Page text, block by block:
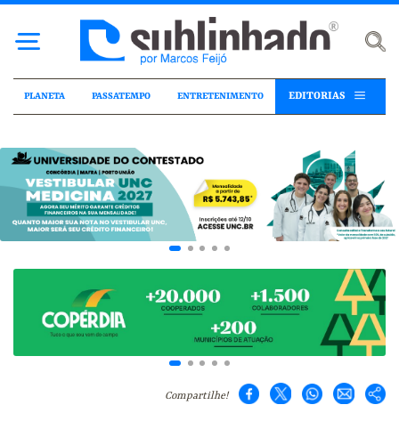
PLANETA PASSATEMPO ENTRETENIMENTO EDITORIAS
Compartilhe!